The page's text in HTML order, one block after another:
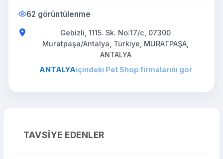
62 görüntülenme
Gebizli, 1115. Sk. No:17/c, 07300
Muratpaşa/Antalya, Türkiye, MURATPAŞA,
ANTALYA
ANTALYAiçindeki Pet Shop firmalarını gör
TAVSIYE EDENLER